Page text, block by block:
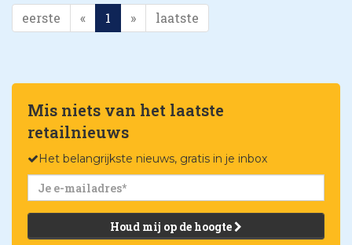
eerste « 1 » laatste
Mis niets van het laatste
retailnieuws
Het belangrijkste nieuws, gratis in je inbox
Houd mij op de hoogte